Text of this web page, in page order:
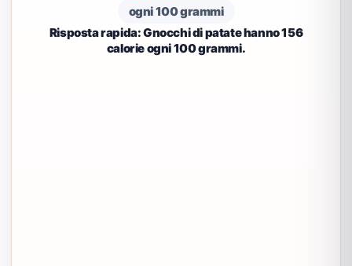
ogni 100 grammi
Risposta rapida: Gnocchi di patate hanno 156
calorie ogni 100 grammi.